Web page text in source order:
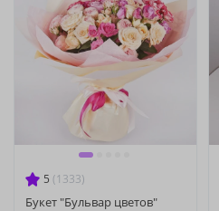
5 (1333)
Букет "Бульвар цветов"